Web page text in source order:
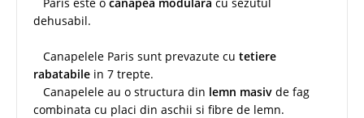
dehusabil.
Canapelele Paris sunt prevazute cu tetiere
rabatabile in 7 trepte.
Canapelele au o structura din lemn masiv de fag
combinata cu placi din aschii si fibre de lemn.